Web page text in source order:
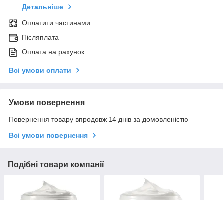
Детальніше
Оплатити частинами
Післяплата
Оплата на рахунок
Всі умови оплати
Умови повернення
Повернення товару впродовж 14 днів за домовленістю
Всі умови повернення
Подібні товари компанії